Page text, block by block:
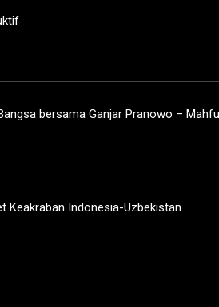
bersama Ganjar Pranowo –
Keakraban Indonesia-Uzbekistan